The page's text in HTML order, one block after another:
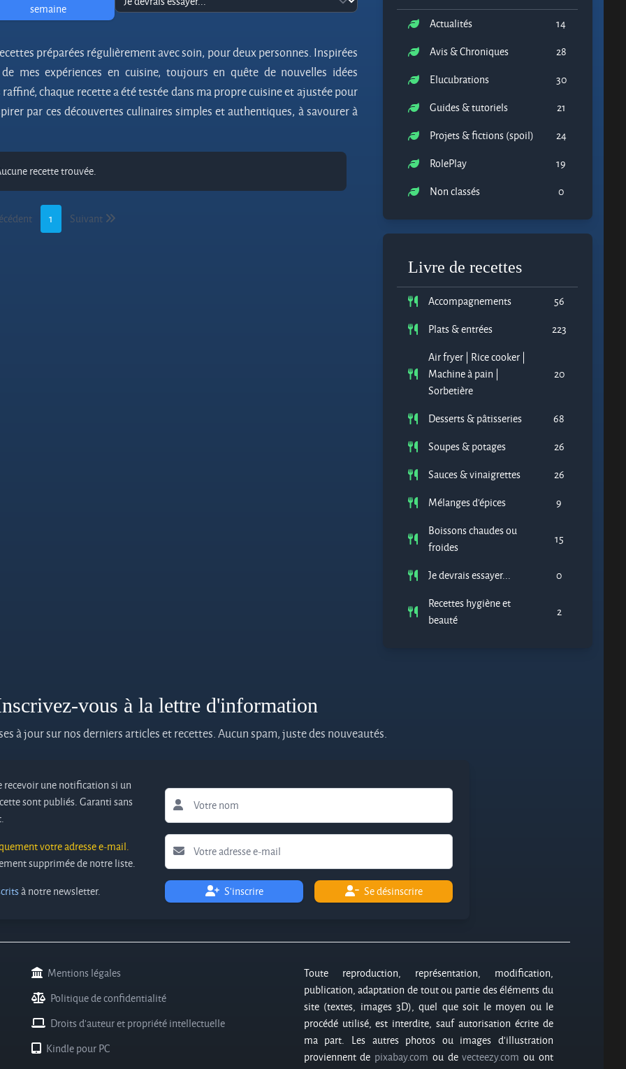
semaine
préparées régulièrement avec soin, pour deux personnes. Inspirées
mes expériences en cuisine, toujours en quête de nouvelles idées
chaque recette a été testée dans ma propre cuisine et ajustée pour
par ces découvertes culinaires simples et authentiques, à savourer à
recette trouvée.
1 Suivant
Actualités
14
Avis & Chroniques
28
Elucubrations
30
Guides & tutoriels
21
Projets & fictions (spoil)
24
RolePlay
19
Non classés
0
Livre de recettes
Accompagnements
56
Plats & entrées
223
Air fryer | Rice cooker |
Machine à pain |
Sorbetière
20
Desserts & pâtisseries
68
Soupes & potages
26
Sauces & vinaigrettes
26
Mélanges d'épices
9
Boissons chaudes ou
froides
15
Je devrais essayer...
0
Recettes hygiène et
beauté
2
vous à la lettre d'information
à jour sur nos derniers articles et recettes. Aucun spam, juste des nouveautés.
recevoir une notification si un
sont publiés. Garanti sans
votre adresse e-mail.
supprimée de notre liste.
à notre newsletter. S'inscrire Se désinscrire
Mentions légales
Politique de confidentialité
Droits d'auteur et propriété intellectuelle
Kindle pour PC
Toute reproduction, représentation, modification,
publication, adaptation de tout ou partie des éléments du
site (textes, images 3D), quel que soit le moyen ou le
procédé utilisé, est interdite, sauf autorisation écrite de
ma part. Les autres photos ou images d’illustration
proviennent de pixabay.com ou devecteezy.com ou ont